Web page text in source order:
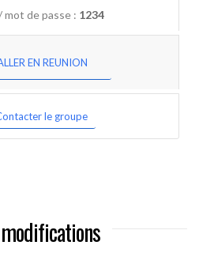
mot de passe : 1234
EN REUNION
le groupe